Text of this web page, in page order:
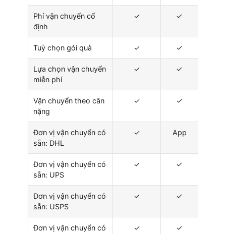
Phí vận chuyển cố
định
✓ ✓
Tuỳ chọn gói quà ✓ ✓
Lựa chọn vận chuyển
miễn phí
✓ ✓
Vận chuyển theo cân
nặng
✓ ✓
Đơn vị vận chuyển có
sẵn: DHL
✓ App
Đơn vị vận chuyển có
sẵn: UPS
✓ ✓
Đơn vị vận chuyển có
sẵn: USPS
✓ ✓
Đơn vị vận chuyển có
✓ ✓